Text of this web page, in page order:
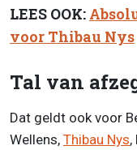
LEES OOK:
voor Thibau Nys
Tal van
Dat geldt ook voor
Wellens, Thibau Nys,